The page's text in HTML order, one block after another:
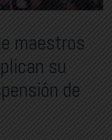
maestros
su
de